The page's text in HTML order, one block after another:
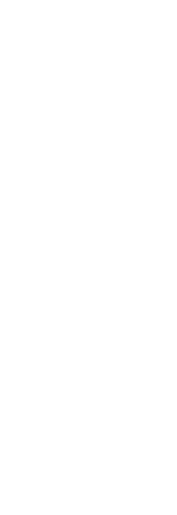
az agyműködés? Az EEG titkai
Az EEG titkai